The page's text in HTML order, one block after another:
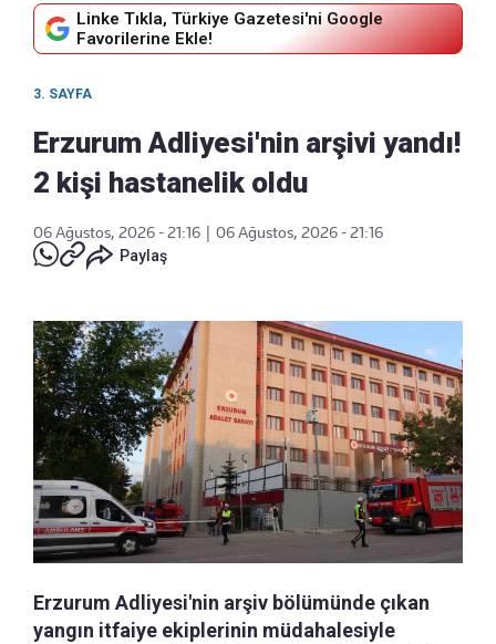
Linke Tıkla, Türkiye Gazetesi'ni Google
Favorilerine Ekle!
3. SAYFA
Erzurum Adliyesi'nin arşivi yandı!
2 kişi hastanelik oldu
06 Ağustos, 2026 - 21:16
06 Ağustos, 2026 - 21:16
Paylaş
Erzurum Adliyesi'nin arşiv bölümünde çıkan
yangın itfaiye ekiplerinin müdahalesiyle